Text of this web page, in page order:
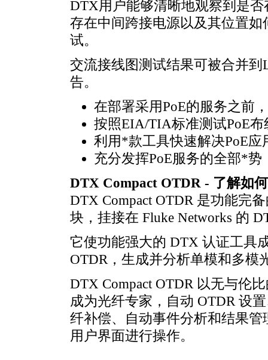
DTX用户能够清晰地观察到是
存在中间跨接电源以及其位置
试。
交流接线图测试结果可被合并
告。
在部署采用PoE的服务之前
按照EIA/TIA标准测试PoE
利用 *款工具快速解决PoE应
充分发挥PoE服务的全部*势
DTX Compact OTDR - 了解如
DTX Compact OTDR 是功能完
块，挂接在 Fluke Networks 的
它使功能强大的 DTX 认证工具
OTDR，生成并分析单模和多模
DTX Compact OTDR 以无与伦
成为光纤专家，自动 OTDR 设
纤补偿、自动事件分析和结果管
用户界面进行操作。